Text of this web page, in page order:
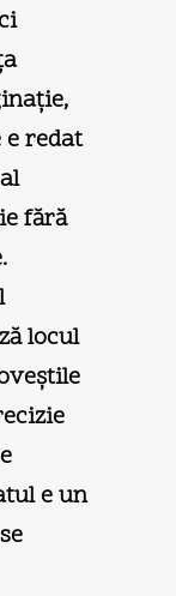
redat
fără
locul
e un